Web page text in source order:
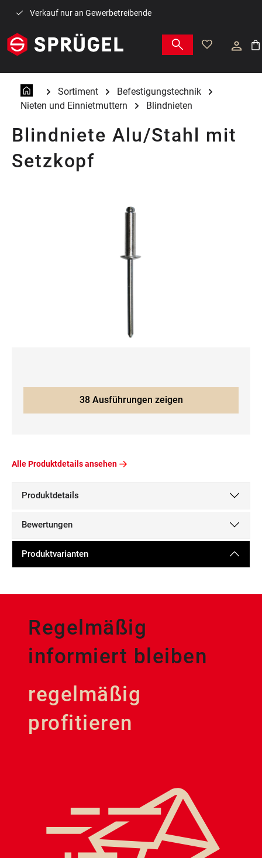
Zum Hauptinhalt springen
Verkauf nur an Gewerbetreibende
Sortiment
Befestigungstechnik
Nieten und Einnietmuttern
Blindnieten
Blindniete Alu/Stahl mit
Setzkopf
38 Ausführungen zeigen
Alle Produktdetails ansehen
Produktdetails
Bewertungen
Produktvarianten
Regelmäßig
informiert bleiben
regelmäßig
profitieren